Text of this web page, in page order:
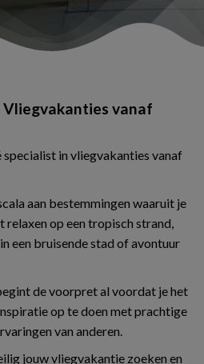
vanaf
specialist in vliegvakanties vanaf
aan bestemmingen waaruit je
relaxen op een tropisch strand,
een bruisende stad of avontuur
de voorpret al voordat je het
op te doen met prachtige
van anderen.
jouw vliegvakantie zoeken en